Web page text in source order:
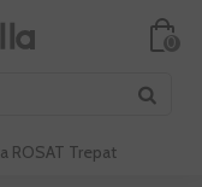
0
ROSAT Trepat